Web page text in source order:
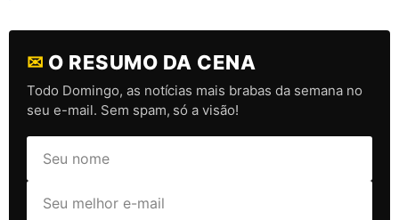
✉ O RESUMO DA CENA
Todo Domingo, as notícias mais brabas da semana no
seu e-mail. Sem spam, só a visão!